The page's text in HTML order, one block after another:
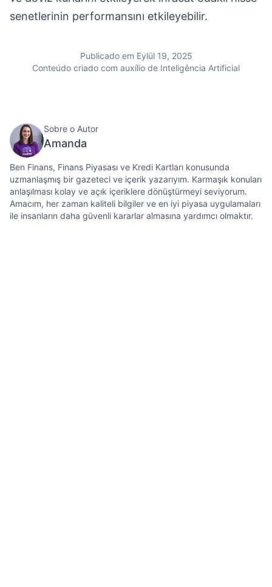
senetlerinin performansını etkileyebilir.
Publicado em Eylül 19, 2025
Conteúdo criado com auxílio de Inteligência Artificial
Sobre o Autor
Amanda
Ben Finans, Finans Piyasası ve Kredi Kartları konusunda
uzmanlaşmış bir gazeteci ve içerik yazarıyım. Karmaşık konuları
anlaşılması kolay ve açık içeriklere dönüştürmeyi seviyorum.
Amacım, her zaman kaliteli bilgiler ve en iyi piyasa uygulamaları
ile insanların daha güvenli kararlar almasına yardımcı olmaktır.